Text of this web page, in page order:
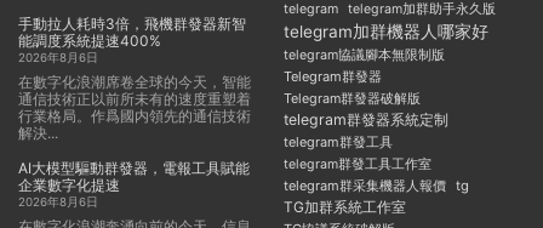
手動拉人耗時3倍，飛機群發器新智
能調度系統提速400%
2026年8月6日
在數字化浪潮席卷全球的今天，智能
通信技術正以前所未有的速度重塑着
行業格局。作爲國内領先的通信技術
解決...
AI大模型驅動群發器，電報工具賦能
企業數字化提速
2026年8月6日
telegram telegram加群助手永久版
telegram加群機器人哪家好
telegram協議腳本無限制版
Telegram群發器
Telegram群發器破解版
telegram群發器系統定制
telegram群發工具
telegram群發工具工作室
telegram群采集機器人報價 tg
TG加群系統工作室